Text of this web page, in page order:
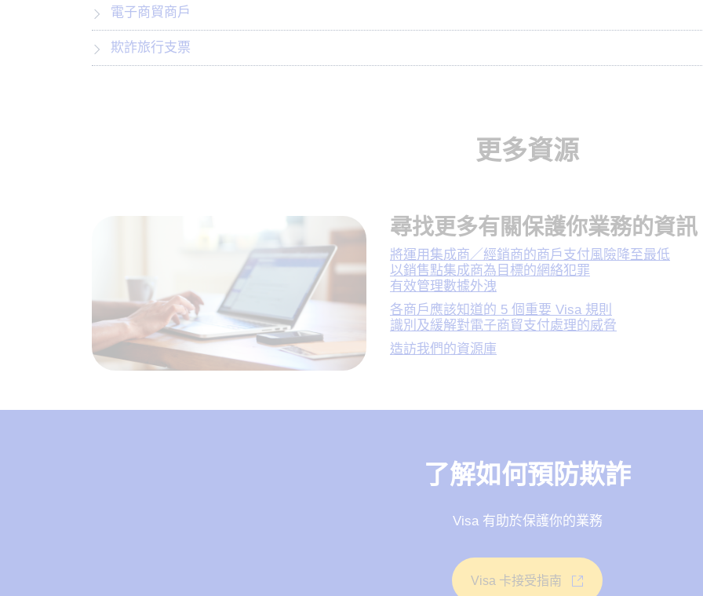
電子商貿商戶
欺詐旅行支票
更多資源
尋找更多有關保護你業務的資訊
將運用集成商／經銷商的商戶支付風險降至最低
以銷售點集成商為目標的網絡犯罪
有效管理數據外洩
各商戶應該知道的 5 個重要 Visa 規則
識別及緩解對電子商貿支付處理的威脅
造訪我們的資源庫
了解如何預防欺詐
Visa 有助於保護你的業務
Visa 卡接受指南